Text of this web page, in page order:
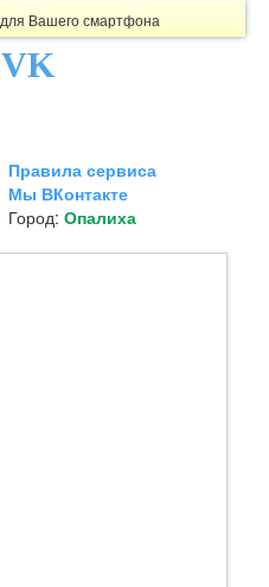
для Вашего смартфона
Правила сервиса
Мы ВКонтакте
Город: Опалиха